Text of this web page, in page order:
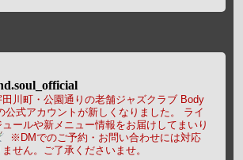
田川町・公園通りの老舗ジャズクラブ Body
公式アカウントが新しくなりました。
ライ
ュールや新メニュー情報をお届けしてまいり
※DMでのご予約・お問い合わせには対応
せん。ご了承くださいませ。